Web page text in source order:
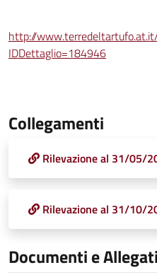
http://
IDDettaglio=184946
Collegamenti
Rilevazione al 31/05/
Rilevazione al 31/10/
Documenti e Allegati